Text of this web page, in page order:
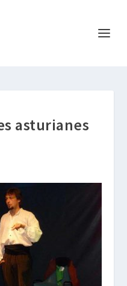
asturianes